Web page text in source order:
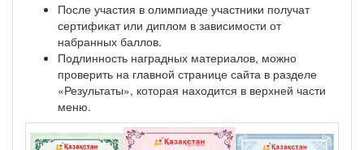
После участия в олимпиаде участники получат
сертификат или диплом в зависимости от
набранных баллов.
Подлинность наградных материалов, можно
проверить на главной странице сайта в разделе
«Результаты», которая находится в верхней части
меню.